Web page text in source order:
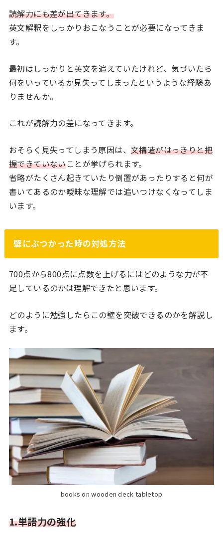
読解力にも差が出てきます。
英文解釈をしっかりおこなうことが必要になってきま
す。
最初はしっかりと英文を追えていたけれど、気づいたら
何をいっているか見失ってしまったというような経験あ
りませんか。
これが読解力の差になってきます。
おそらく見失ってしまう原因は、 文構造がはっきりと把
握できていないことが挙げられます。
省略がたくさん起きていたり倒置があったりすると何が
書いてあるのか曖昧な理解では追いつけなくなってしま
います。
壁にぶつかった時の対処方法
700点から800点に点数を上げるにはどのような力が不
足しているのかは理解できたと思います。
どのように勉強したらこの壁を突破できるのかを解説し
ます。
books on wooden deck tabletop
1.単語力の強化